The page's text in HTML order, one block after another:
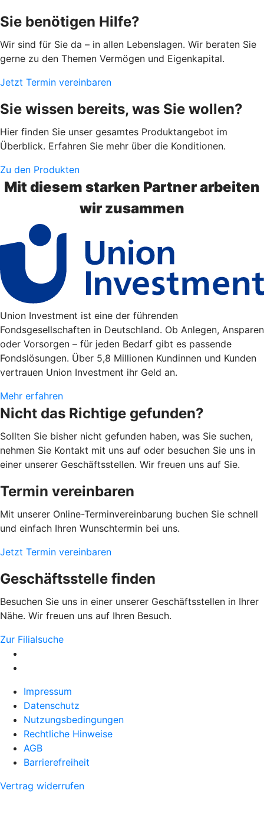
Sie benötigen Hilfe?
Wir sind für Sie da – in allen Lebenslagen. Wir beraten Sie
gerne zu den Themen Vermögen und Eigenkapital.
Jetzt Termin vereinbaren
Sie wissen bereits, was Sie wollen?
Hier finden Sie unser gesamtes Produktangebot im
Überblick. Erfahren Sie mehr über die Konditionen.
Zu den Produkten
Mit diesem starken Partner arbeiten
wir zusammen
Union Investment ist eine der führenden
Fondsgesellschaften in Deutschland. Ob Anlegen, Ansparen
oder Vorsorgen – für jeden Bedarf gibt es passende
Fondslösungen. Über 5,8 Millionen Kundinnen und Kunden
vertrauen Union Investment ihr Geld an.
Mehr erfahren
Nicht das Richtige gefunden?
Sollten Sie bisher nicht gefunden haben, was Sie suchen,
nehmen Sie Kontakt mit uns auf oder besuchen Sie uns in
einer unserer Geschäftsstellen. Wir freuen uns auf Sie.
Termin vereinbaren
Mit unserer Online-Terminvereinbarung buchen Sie schnell
und einfach Ihren Wunschtermin bei uns.
Jetzt Termin vereinbaren
Geschäftsstelle finden
Besuchen Sie uns in einer unserer Geschäftsstellen in Ihrer
Nähe. Wir freuen uns auf Ihren Besuch.
Zur Filialsuche
Impressum
Datenschutz
Nutzungsbedingungen
Rechtliche Hinweise
AGB
Barrierefreiheit
Vertrag widerrufen